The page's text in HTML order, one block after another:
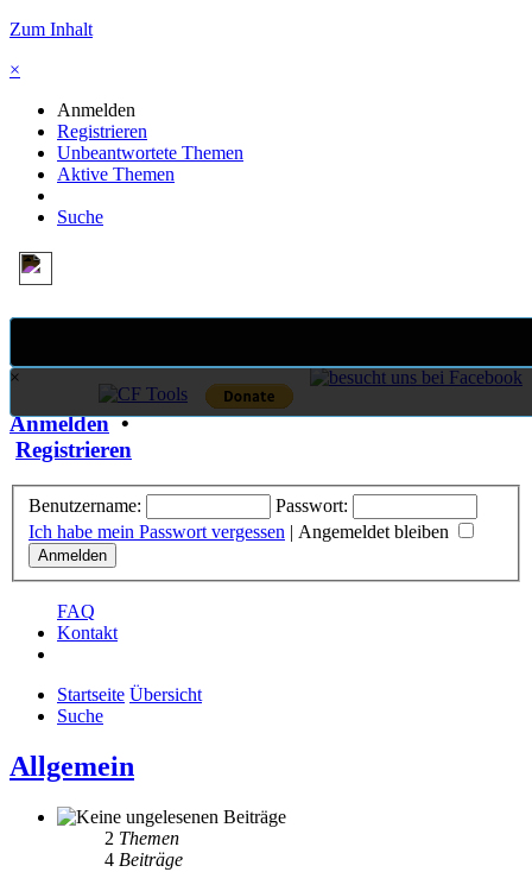
Zum Inhalt
×
Anmelden
Registrieren
Unbeantwortete Themen
Aktive Themen
Suche
×
Anmelden•
Registrieren
Benutzername:
Passwort:
Ich habe mein Passwort vergessen | Angemeldet bleiben
FAQ
Kontakt
Startseite Übersicht
Suche
Allgemein
2 Themen
4 Beiträge